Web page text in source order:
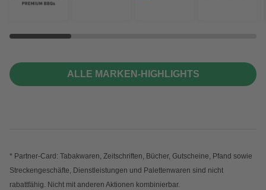
ALLE MARKEN-HIGHLIGHTS
* Partner-Card: Tabakwaren, Zeitschriften, Bücher, Gutscheine, Pfand sowie
Streckengeschäfte, Dienstleistungen und Palettenwaren sind nicht
rabattfähig. Nicht mit anderen Aktionen kombinierbar.